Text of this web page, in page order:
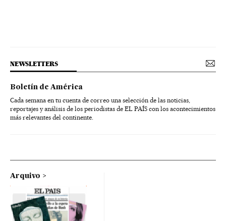
NEWSLETTERS
Boletín de América
Cada semana en tu cuenta de correo una selección de las noticias,
reportajes y análisis de los periodistas de EL PAÍS con los acontecimientos
más relevantes del continente.
Arquivo